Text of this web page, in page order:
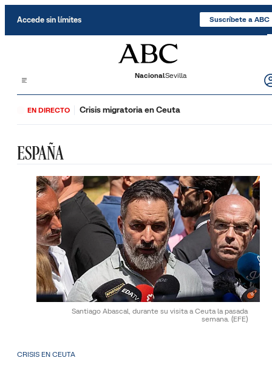
Accede sin límites Suscríbete a ABC
NacionalSevilla
EN DIRECTO Crisis migratoria en Ceuta
ESPAÑA
Santiago Abascal, durante su visita a Ceuta la pasada
semana. (EFE)
CRISIS EN CEUTA